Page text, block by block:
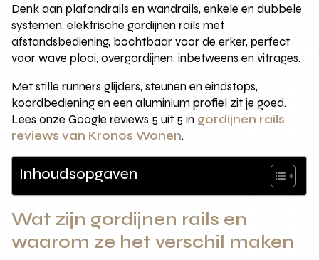
Denk aan plafondrails en wandrails, enkele en dubbele
systemen, elektrische gordijnen rails met
afstandsbediening, bochtbaar voor de erker, perfect
voor wave plooi, overgordijnen, inbetweens en vitrages.
Met stille runners glijders, steunen en eindstops,
koordbediening en een aluminium profiel zit je goed.
Lees onze Google reviews 5 uit 5 in gordijnen rails
reviews van Kronos Wonen.
Inhoudsopgaven
Wat zijn gordijnen rails en
waarom ze het verschil maken